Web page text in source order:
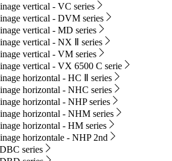
vertical - VC series
vertical - DVM series
vertical - MD series
vertical - NX Ⅱ series
vertical - VM series
vertical - VX 6500 C serie
horizontal - HC Ⅱ series
horizontal - NHC series
horizontal - NHP series
horizontal - NHM series
horizontal - HM series
horizontale - NHP 2nd
series